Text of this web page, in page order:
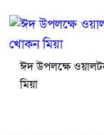
ঈদ উপলক্ষে
মিয়া